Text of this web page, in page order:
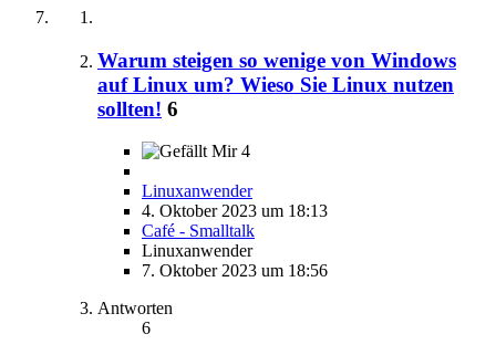
Warum steigen so wenige von Windows
auf Linux um? Wieso Sie Linux nutzen
sollten! 6
4
Linuxanwender
4. Oktober 2023 um 18:13
Café - Smalltalk
Linuxanwender
7. Oktober 2023 um 18:56
Antworten
6